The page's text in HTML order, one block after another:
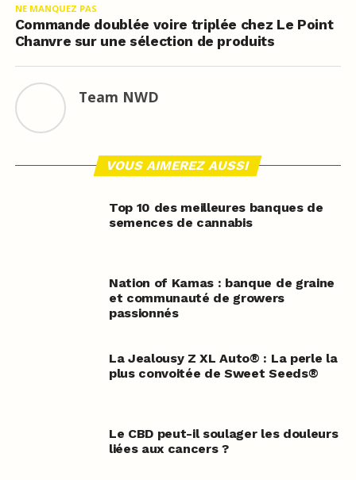
NE MANQUEZ PAS
Commande doublée voire triplée chez Le Point
Chanvre sur une sélection de produits
Team NWD
VOUS AIMEREZ AUSSI
Top 10 des meilleures banques de
semences de cannabis
Nation of Kamas : banque de graine
et communauté de growers
passionnés
La Jealousy Z XL Auto® : La perle la
plus convoitée de Sweet Seeds®
Le CBD peut-il soulager les douleurs
liées aux cancers ?